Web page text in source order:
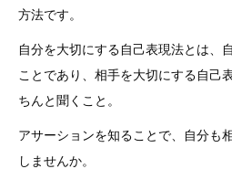
方法です。
自分を大切にする自己表現法とは、
ことであり、相手を大切にする自己
ちんと聞くこと。
アサーションを知ることで、自分も
しませんか。